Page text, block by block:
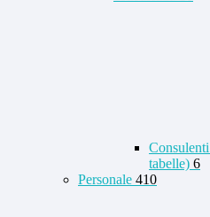
tabelle) 6
Personale 410